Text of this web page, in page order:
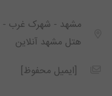
هتل مشهد آنلاین
[ایمیل محفوظ]